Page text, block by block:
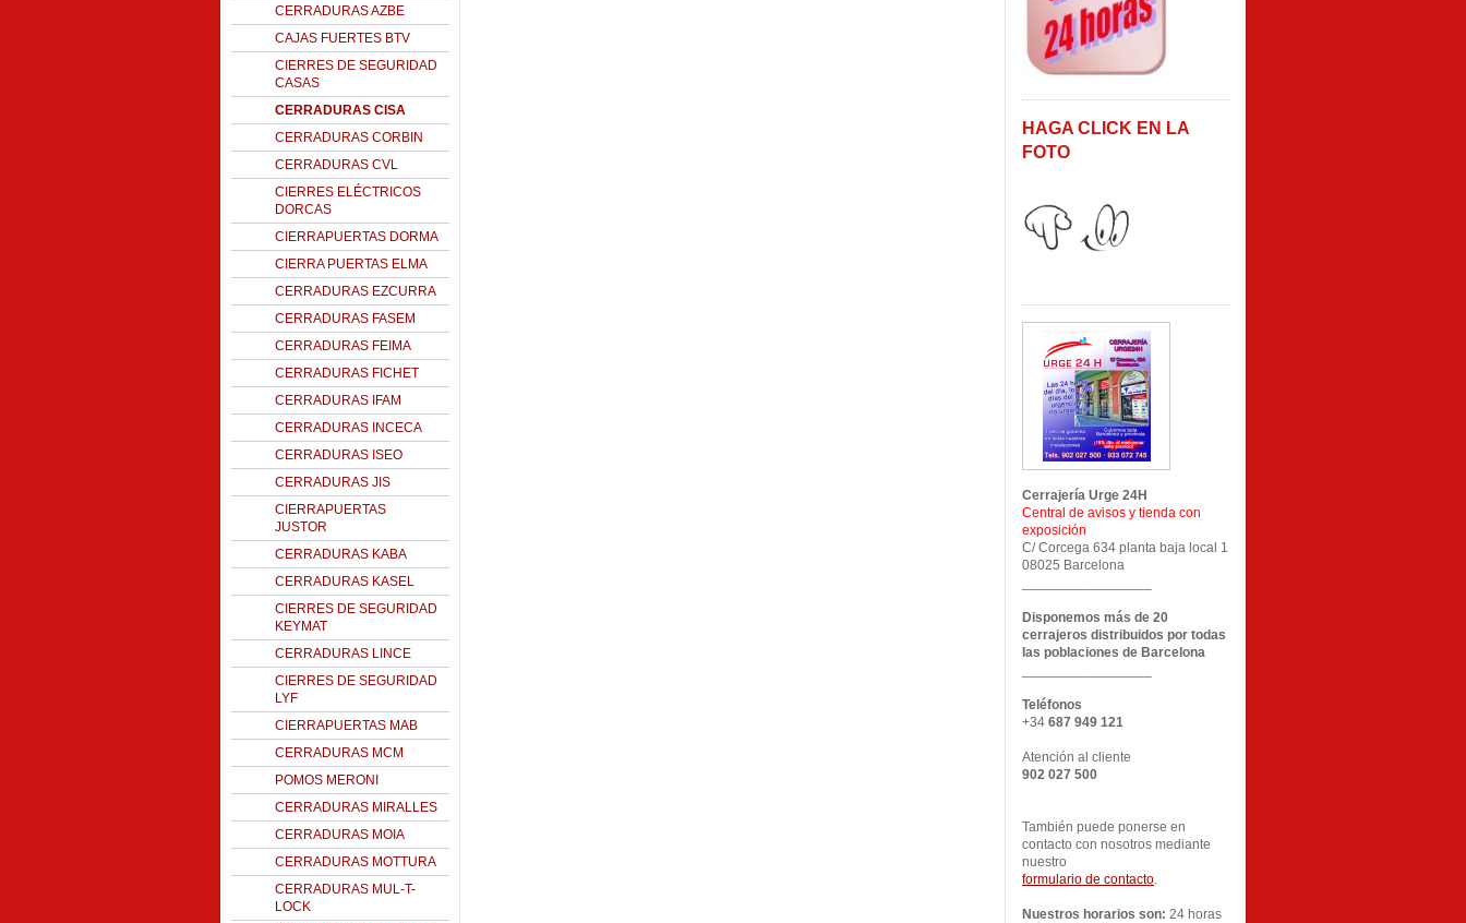
CERRADURAS AZBE
CAJAS FUERTES BTV
CIERRES DE SEGURIDAD
CASAS
CERRADURAS CISA
CERRADURAS CORBIN
CERRADURAS CVL
CIERRES ELÉCTRICOS
DORCAS
CIERRAPUERTAS DORMA
CIERRA PUERTAS ELMA
CERRADURAS EZCURRA
CERRADURAS FASEM
CERRADURAS FEIMA
CERRADURAS FICHET
CERRADURAS IFAM
CERRADURAS INCECA
CERRADURAS ISEO
CERRADURAS JIS
CIERRAPUERTAS
JUSTOR
CERRADURAS KABA
CERRADURAS KASEL
CIERRES DE SEGURIDAD
KEYMAT
CERRADURAS LINCE
CIERRES DE SEGURIDAD
LYF
CIERRAPUERTAS MAB
CERRADURAS MCM
POMOS MERONI
CERRADURAS MIRALLES
CERRADURAS MOIA
CERRADURAS MOTTURA
CERRADURAS MUL-T-
LOCK
HAGA CLICK EN LA
FOTO
Cerrajería Urge 24H
Central de avisos y tienda con
exposición
C/ Corcega 634 planta baja local 1
08025 Barcelona
Disponemos más de 20
cerrajeros distribuidos por todas
las poblaciones de Barcelona
Teléfonos
+34 687 949 121
Atención al cliente
902 027 500
También puede ponerse en
contacto con nosotros mediante
nuestro
formulario de contacto.
Nuestros horarios son: 24 horas